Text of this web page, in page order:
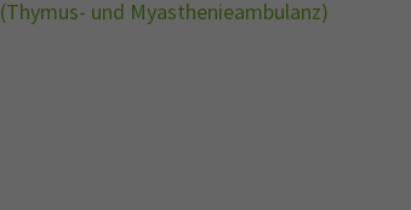
(Thymus- und Myasthenieambulanz)